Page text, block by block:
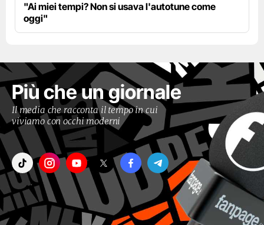
"Ai miei tempi? Non si usava l'autotune come
oggi"
Più che un giornale
Il media che racconta il tempo in cui
viviamo con occhi moderni